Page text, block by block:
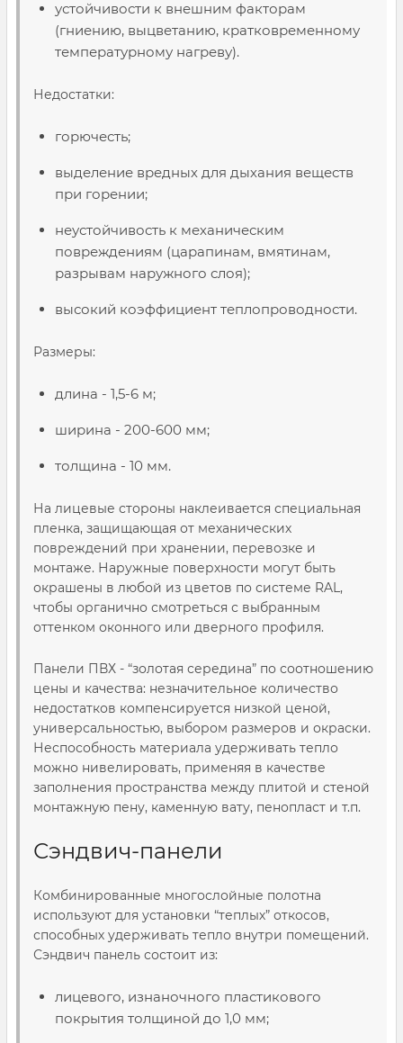
устойчивости к внешним факторам
(гниению, выцветанию, кратковременному
температурному нагреву).
Недостатки:
горючесть;
выделение вредных для дыхания веществ
при горении;
неустойчивость к механическим
повреждениям (царапинам, вмятинам,
разрывам наружного слоя);
высокий коэффициент теплопроводности.
Размеры:
длина - 1,5-6 м;
ширина - 200-600 мм;
толщина - 10 мм.
На лицевые стороны наклеивается специальная
пленка, защищающая от механических
повреждений при хранении, перевозке и
монтаже. Наружные поверхности могут быть
окрашены в любой из цветов по системе RAL,
чтобы органично смотреться с выбранным
оттенком оконного или дверного профиля.
Панели ПВХ - “золотая середина” по соотношению
цены и качества: незначительное количество
недостатков компенсируется низкой ценой,
универсальностью, выбором размеров и окраски.
Неспособность материала удерживать тепло
можно нивелировать, применяя в качестве
заполнения пространства между плитой и стеной
монтажную пену, каменную вату, пенопласт и т.п.
Сэндвич-панели
Комбинированные многослойные полотна
используют для установки “теплых” откосов,
способных удерживать тепло внутри помещений.
Сэндвич панель состоит из:
лицевого, изнаночного пластикового
покрытия толщиной до 1,0 мм;